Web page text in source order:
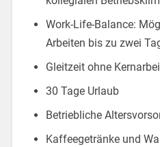
Work-Life-Balance:
Arbeiten bis zu zwei
Gleitzeit ohne
30 Tage Urlaub
Betriebliche
Kaffeegetränke und